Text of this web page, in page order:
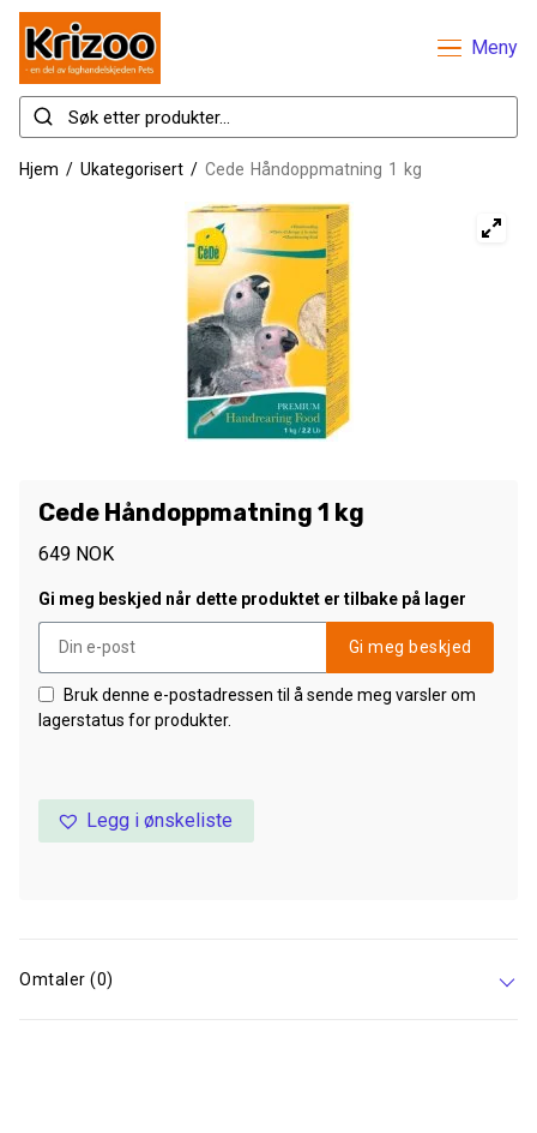
Meny
Hjem / Ukategorisert / Cede Håndoppmatning 1 kg
Cede Håndoppmatning 1 kg
649 NOK
Gi meg beskjed når dette produktet er tilbake på lager
Gi meg beskjed
Bruk denne e-postadressen til å sende meg varsler om
lagerstatus for produkter.
Legg i ønskeliste
Omtaler (0)